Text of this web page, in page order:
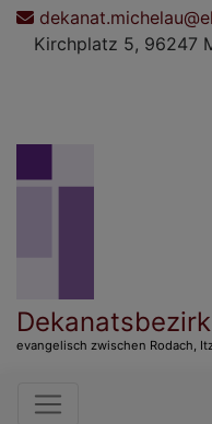
Direkt
Kirchplatz 5, 96247
evangelisch zwischen Rodach,